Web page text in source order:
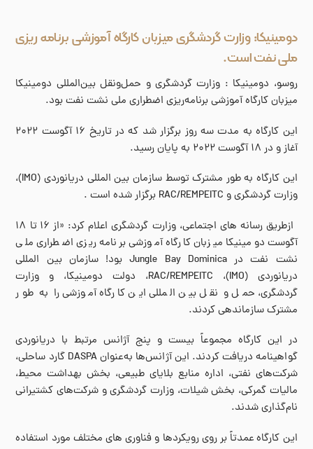
دومینیکا: وزارت گردشگری میزبان کارگاه آموزشی برنامه ریزی
ملی نفت است.
روسو، دومینیکا : وزارت گردشگری و حمل‌ونقل بین‌المللی دومینیکا
میزبان کارگاه آموزشی برنامه‌ریزی اضطراری ملی نشت نفت بود.
این کارگاه به مدت سه روز برگزار شد که در تاریخ ۱۶ آگوست ۲۰۲۲
آغاز و در ۱۸ آگوست ۲۰۲۲ به پایان رسید.
این کارگاه به طور مشترک توسط سازمان بین المللی دریانوردی (IMO)،
وزارت گردشگری و RAC/REMPEITC برگزار شده است .
ازطریق رسانه های اجتماعی، وزارت گردشگری اعلام کرد: «از ۱۶ تا ۱۸
آگوست دومینیکا میزبان کارگاه آموزشی برنامه ریزی اضطراری ملی
نشت نفت در Jungle Bay Dominica بود! سازمان بین المللی
دریانوردی (IMO)، RAC/REMPEITC، دولت دومینیکا، و وزارت
گردشگری، حمل و نقل بین المللی این کارگاه آموزشی را به طور
مشترک سازماندهی کردند.
در این کارگاه مجموعاً بیست و پنج آژانس مرتبط با دریانوردی
گواهینامه دریافت کردند. این آژانس‌ها به‌عنوان DASPA گارد ساحلی،
شرکت‌های نفتی، اداره منابع بلایای طبیعی، بخش بهداشت محیط،
مالیات گمرکی، بخش شیلات، وزارت گردشگری و شرکت‌های کشتیرانی
نام‌گذاری شدند.
این کارگاه عمدتاً بر روی رویکردها و فناوری های مختلف مورد استفاده